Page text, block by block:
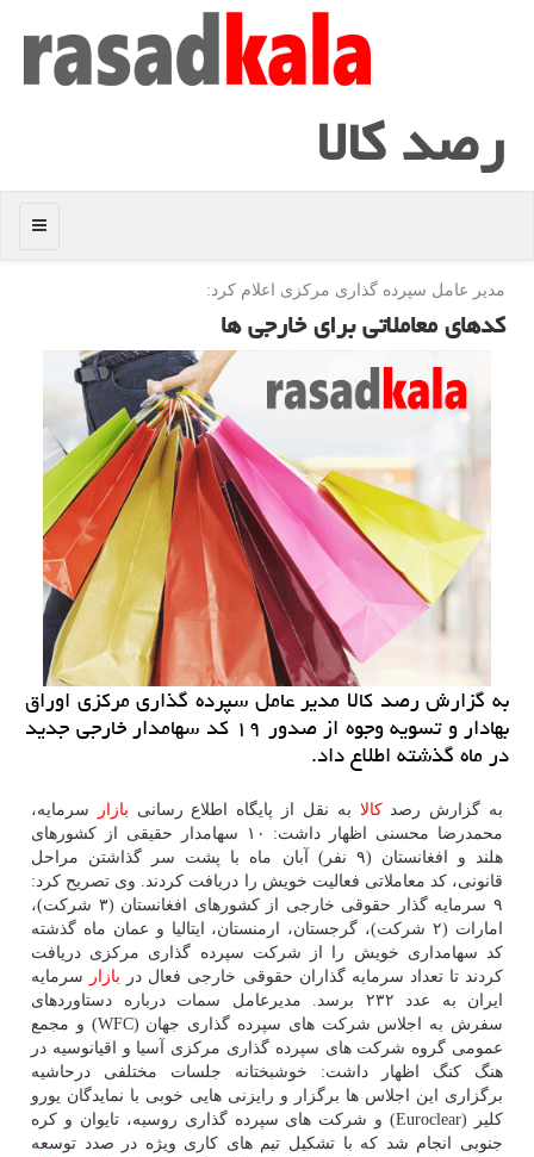
رصد كالا
منو
مدیر عامل سپرده گذاری مركزی اعلام كرد:
كدهای معاملاتی برای خارجی ها
به گزارش رصد كالا مدیر عامل سپرده گذاری مركزی اوراق
بهادار و تسویه وجوه از صدور ۱۹ كد سهامدار خارجی جدید
در ماه گذشته اطلاع داد.
به گزارش رصدكالا به نقل از پایگاه اطلاع رسانی بازار
سرمایه،
محمدرضا محسنی اظهار داشت: ۱۰ سهامدار حقیقی از كشورهای
هلند و افغانستان (۹ نفر) آبان ماه با پشت سر گذاشتن مراحل
قانونی، كد معاملاتی فعالیت خویش را دریافت كردند. وی تصریح كرد:
۹ سرمایه گذار حقوقی خارجی از كشورهای افغانستان (۳ شركت)،
امارات (۲ شركت)، گرجستان، ارمنستان، ایتالیا و عمان ماه گذشته
كد سهامداری خویش را از شركت سپرده گذاری مركزی دریافت
كردند تا تعداد سرمایه گذاران حقوقی خارجی فعال در بازار
سرمایه
ایران به عدد ۲۳۲ برسد. مدیرعامل سمات درباره دستاوردهای
سفرش به اجلاس شركت های سپرده گذاری جهان (WFC) و مجمع
عمومی گروه شركت های سپرده گذاری مركزی آسیا و اقیانوسیه در
هنگ كنگ اظهار داشت: خوشبختانه جلسات مختلفی درحاشیه
برگزاری این اجلاس ها برگزار و رایزنی هایی خوبی با نمایدگان یورو
كلیر (Euroclear) و شركت های سپرده گذاری روسیه، تایوان و كره
جنوبی انجام شد كه با تشكیل تیم های كاری ویژه در صدد توسعه